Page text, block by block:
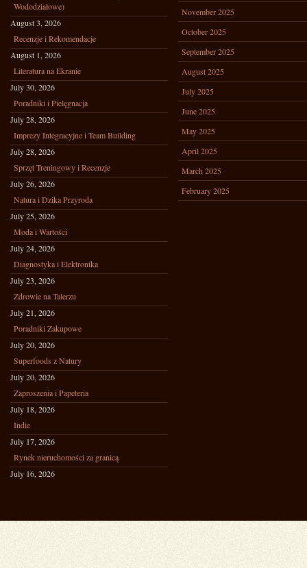
Wododziałowe)
August 3, 2026
Recenzje i Rekomendacje
August 1, 2026
Literatura na Ekranie
July 30, 2026
Poradniki i Pielęgnacja
July 28, 2026
Imprezy Integracyjne i Team Building
July 28, 2026
Sprzęt Treningowy i Recenzje
July 26, 2026
Natura i Dzika Przyroda
July 25, 2026
Moda i Wartości
July 24, 2026
Diagnostyka i Elektronika
July 23, 2026
Zdrowie na Talerzu
July 21, 2026
Poradniki Zakupowe
July 20, 2026
Superfoods z Natury
July 20, 2026
Zaproszenia i Papeteria
July 18, 2026
Indie
July 17, 2026
Rynek nieruchomości za granicą
July 16, 2026
November 2025
October 2025
September 2025
August 2025
July 2025
June 2025
May 2025
April 2025
March 2025
February 2025